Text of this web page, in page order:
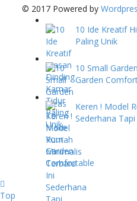
© 2017 Powered by
10 Ide Kreatif
Paling Unik
10 Small
Garden
Keren ! Model
Sederhana
Top